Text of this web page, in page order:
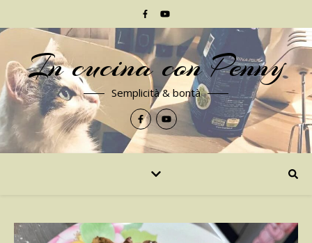
In cucina con Penny
Semplicità & bontà